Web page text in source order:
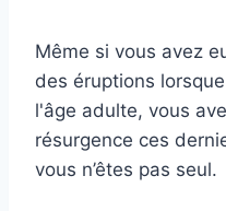
Même si vous avez
des éruptions
l'âge adulte, vous
résurgence ces
vous n’êtes pas seul.